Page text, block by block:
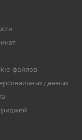
файлов
данных